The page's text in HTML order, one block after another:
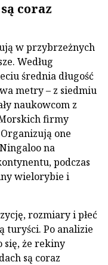
coraz
w przybrzeżnych
Według
średnia długość
metry – z siedmiu
naukowcom z
firmy
one
na
podczas
wielorybie i
rozmiary i płeć
turyści. Po analizie
się, że rekiny
są coraz